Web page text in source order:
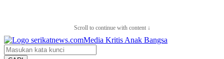
Scroll to continue with content ↓